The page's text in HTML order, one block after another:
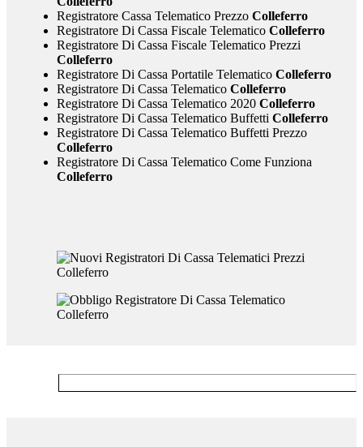
Registratore Cassa Telematico PrezzoColleferro
Registratore Di Cassa Fiscale TelematicoColleferro
Registratore Di Cassa Fiscale Telematico Prezzi
Colleferro
Registratore Di Cassa Portatile TelematicoColleferro
Registratore Di Cassa TelematicoColleferro
Registratore Di Cassa Telematico 2020Colleferro
Registratore Di Cassa Telematico Buffetti Colleferro
Registratore Di Cassa Telematico Buffetti Prezzo
Colleferro
Registratore Di Cassa Telematico Come Funziona
Colleferro